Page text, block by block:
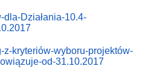
Działania-10.4-
z-kryteriów-wyboru-projektów-
od-31.10.2017